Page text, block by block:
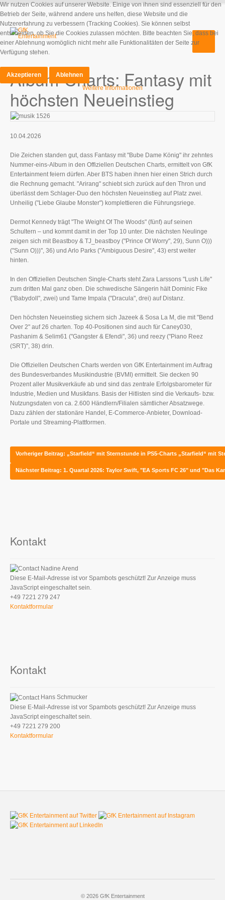
Album-Charts: Fantasy mit
höchsten Neueinstieg
10.04.2026
Die Zeichen standen gut, dass Fantasy mit "Bube Dame König" ihr zehntes
Nummer-eins-Album in den Offiziellen Deutschen Charts, ermittelt von GfK
Entertainment feiern dürfen. Aber BTS haben ihnen hier einen Strich durch
die Rechnung gemacht. "Arirang" schiebt sich zurück auf den Thron und
überlässt dem Schlager-Duo den höchsten Neueinstieg auf Platz zwei.
Unheilig ("Liebe Glaube Monster") komplettieren die Führungsriege.
Dermot Kennedy trägt "The Weight Of The Woods" (fünf) auf seinen
Schultern – und kommt damit in der Top 10 unter. Die nächsten Neulinge
zeigen sich mit Beastboy & TJ_beastboy ("Prince Of Worry", 29), Sunn O)))
("Sunn O)))", 36) und Arlo Parks ("Ambiguous Desire", 43) erst weiter
hinten.
In den Offiziellen Deutschen Single-Charts steht Zara Larssons "Lush Life"
zum dritten Mal ganz oben. Die schwedische Sängerin hält Dominic Fike
("Babydoll", zwei) und Tame Impala ("Dracula", drei) auf Distanz.
Den höchsten Neueinstieg sichern sich Jazeek & Sosa La M, die mit "Bend
Over 2" auf 26 charten. Top 40-Positionen sind auch für Caney030,
Pashanim & Selim61 ("Gangster & Efendi", 36) und reezy ("Piano Reez
(SRT)", 38) drin.
Die Offiziellen Deutschen Charts werden von GfK Entertainment im Auftrag
des Bundesverbandes Musikindustrie (BVMI) ermittelt. Sie decken 90
Prozent aller Musikverkäufe ab und sind das zentrale Erfolgsbarometer für
Industrie, Medien und Musikfans. Basis der Hitlisten sind die Verkaufs- bzw.
Nutzungsdaten von ca. 2.600 Händlern/Filialen sämtlicher Absatzwege.
Dazu zählen der stationäre Handel, E-Commerce-Anbieter, Download-
Portale und Streaming-Plattformen.
Vorheriger Beitrag: „Starfield“ mit Sternstunde in PS5-Charts „Starfield“ mit
Nächster Beitrag: 1. Quartal 2026: Taylor Swift, "EA Sports FC 26" und "Das
Kontakt
Nadine Arend
Diese E-Mail-Adresse ist vor Spambots geschützt! Zur Anzeige muss
JavaScript eingeschaltet sein.
+49 7221 279 247
Kontaktformular
Kontakt
Hans Schmucker
Diese E-Mail-Adresse ist vor Spambots geschützt! Zur Anzeige muss
JavaScript eingeschaltet sein.
+49 7221 279 200
Kontaktformular
© 2026 GfK Entertainment
Wir nutzen Cookies auf unserer Website. Einige von ihnen sind essenziell für den
Betrieb der Seite, während andere uns helfen, diese Website und die
Nutzererfahrung zu verbessern (Tracking Cookies). Sie können selbst
entscheiden, ob Sie die Cookies zulassen möchten. Bitte beachten Sie, dass bei
einer Ablehnung womöglich nicht mehr alle Funktionalitäten der Seite zur
Verfügung stehen.
Akzeptieren
Ablehnen
Weitere Informationen